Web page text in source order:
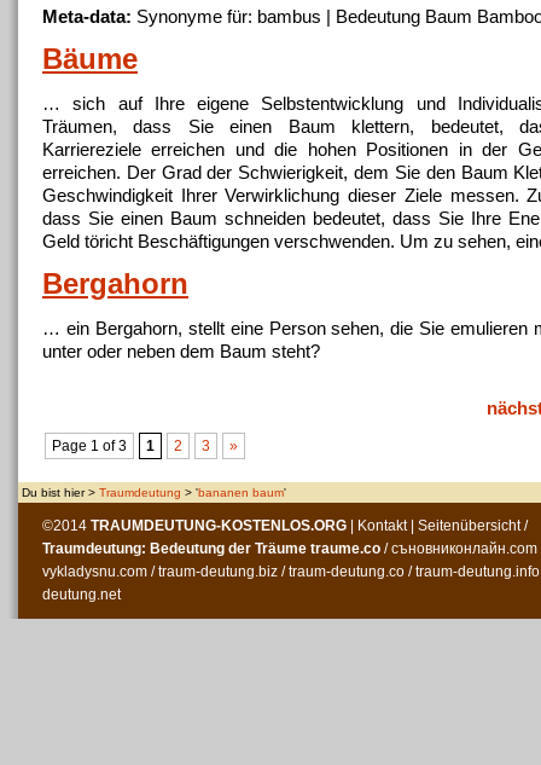
Meta-data: Synonyme für: bambus | Bedeutung Baum
Bäume
… sich auf Ihre eigene Selbstentwicklung und
Träumen, dass Sie einen Baum klettern, bedeutet,
Karriereziele erreichen und die hohen Positionen in der
erreichen. Der Grad der Schwierigkeit, dem Sie den Baum
Geschwindigkeit Ihrer Verwirklichung dieser Ziele messen.
dass Sie einen Baum schneiden bedeutet, dass Sie Ihre
Geld töricht Beschäftigungen verschwenden. Um zu sehen,
Bergahorn
… ein Bergahorn, stellt eine Person sehen, die Sie emulieren
unter oder neben dem Baum steht?
Page 1 of 3 1 2 3 »
Du bist hier > Traumdeutung > 'bananen baum'
©2014 TRAUMDEUTUNG-KOSTENLOS.ORG Kontakt| Seitenübersicht/
Traumdeutung: Bedeutung der Träume traume.co /съновниконлайн.com
vykladysnu.com /traum-deutung.biz /traum-deutung.co /traum-deutung.info
deutung.net